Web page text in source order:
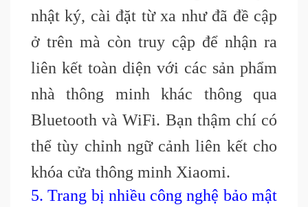
nhật ký, cài đặt từ xa như đã đề cập
ở trên mà còn truy cập để nhận ra
liên kết toàn diện với các sản phẩm
nhà thông minh khác thông qua
Bluetooth và WiFi. Bạn thậm chí có
thể tùy chỉnh ngữ cảnh liên kết cho
khóa cửa thông minh Xiaomi.
5. Trang bị nhiều công nghệ bảo mật